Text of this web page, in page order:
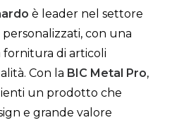
è leader nel settore
con una
fornitura di articoli
Con la BIC Metal Pro,
un prodotto che
e grande valore